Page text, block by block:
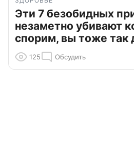
Эти 7 безобидных
незаметно убивают
спорим, вы тоже так
125 Обсудить